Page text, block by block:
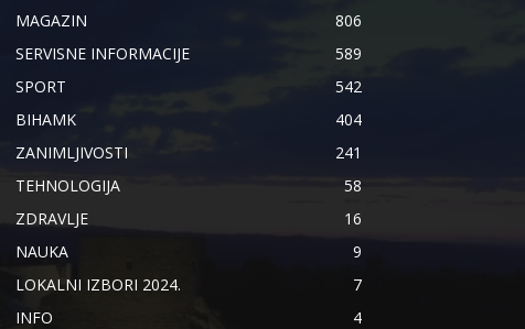
MAGAZIN
806
SERVISNE INFORMACIJE
589
SPORT
542
BIHAMK
404
ZANIMLJIVOSTI
241
TEHNOLOGIJA
58
ZDRAVLJE
16
NAUKA
9
LOKALNI IZBORI 2024.
7
INFO
4